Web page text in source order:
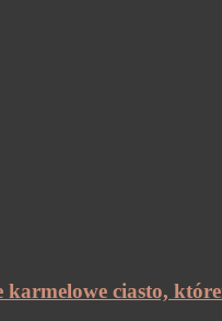
karmelowe ciasto,